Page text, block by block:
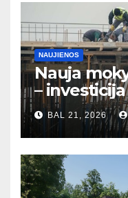
NAUJIENOS
Nauja
–
bet ir į
BAL 21, 2026